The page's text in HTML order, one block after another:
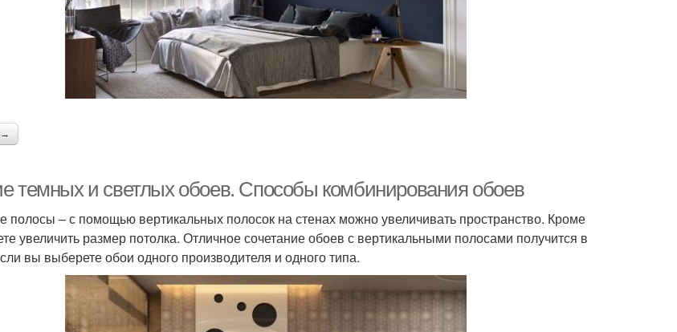
→
темных и светлых обоев. Способы комбинирования обоев
полосы – с помощью вертикальных полосок на стенах можно увеличивать пространство. Кроме
увеличить размер потолка. Отличное сочетание обоев с вертикальными полосами получится в
вы выберете обои одного производителя и одного типа.